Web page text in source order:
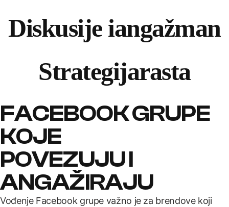
Diskusije iangažman
Strategijarasta
FACEBOOK GRUPE
KOJE
POVEZUJU I
ANGAŽIRAJU
Vođenje Facebook grupe važno je za brendove koji